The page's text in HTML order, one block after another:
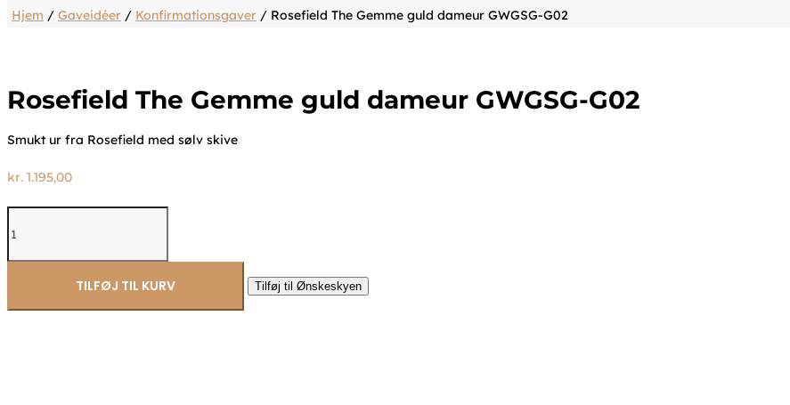
Hjem / Gaveidéer / Konfirmationsgaver / Rosefield The Gemme guld dameur GWGSG-G02
Rosefield The Gemme guld dameur GWGSG-G02
Smukt ur fra Rosefield med sølv skive
kr. 1.195,00
Rosefield
The
guld
G02
TILFØJ TIL KURV Tilføj til Ønskeskyen